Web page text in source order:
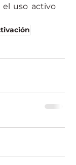
el uso activo